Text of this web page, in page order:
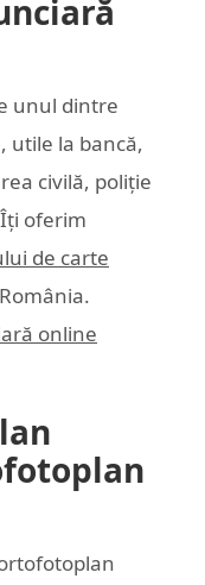
unul dintre
utile la bancă,
civilă, poliție
oferim
de carte
online